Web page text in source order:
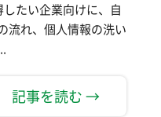
たい企業向けに、自
流れ、個人情報の洗い
記事を読む →